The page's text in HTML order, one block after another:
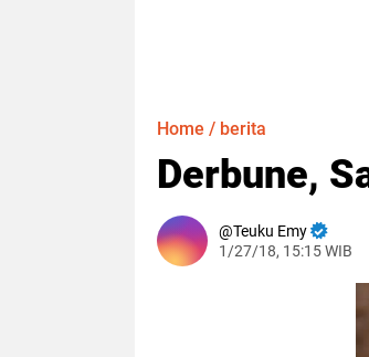
Home / berita
Derbune,
Teuku Emy
1/27/18, 15:15 WIB